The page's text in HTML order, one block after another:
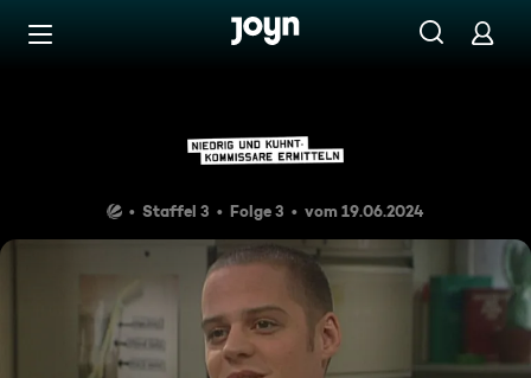
Zum Inhalt springen
Staffel 3 Folge 3 vom 19.06.2024